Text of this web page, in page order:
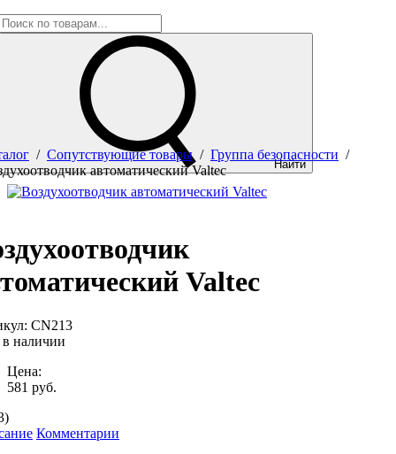
Найти
/ Сопутствующие товары / Группа безопасности /
автоматический Valtec
Valtec
CN213
в наличии
Цена:
581 руб.
)
Комментарии